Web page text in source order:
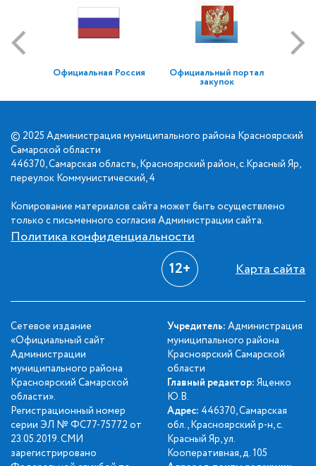
Официальная Россия Официальный портал
закупок
© 2025 Администрация муниципального района Красноярский
Самарской области
446370, Самарская область, Красноярский район, с.Красный Яр,
переулок Коммунистический, 4
Копирование материалов сайта может быть осуществлено
только с письменного согласия Администрации сайта.
Политика конфиденциальности
12+ Карта сайта
Сетевое издание
«Официальный сайт
Администрации
муниципального района
Красноярский Самарской
области».
Регистрационный номер
серии ЭЛ № ФС77-75772 от
23.05.2019. СМИ
зарегистрировано
Учредитель: Администрация
муниципального района
Красноярский Самарской
области
Главный редактор: Яценко
Ю.В.
Адрес: 446370, Самарская
обл., Красноярский р-н, с.
Красный Яр, ул.
Кооперативная, д. 105